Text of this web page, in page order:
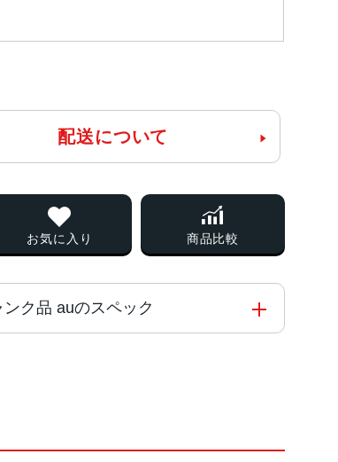
配送について
お気に入り 商品比較
ク品 auのスペック